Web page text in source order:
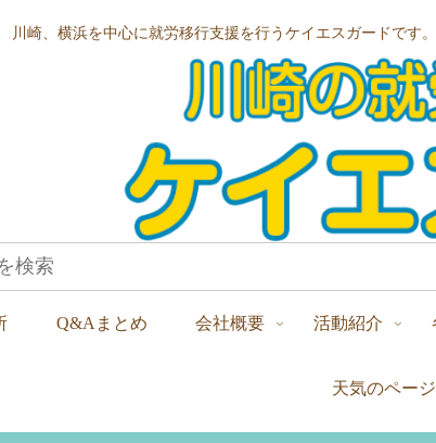
川崎、横浜を中心に就労移行支援を行うケイエスガードです
Q&Aまとめ 会社概要 活動紹介
天気のページ